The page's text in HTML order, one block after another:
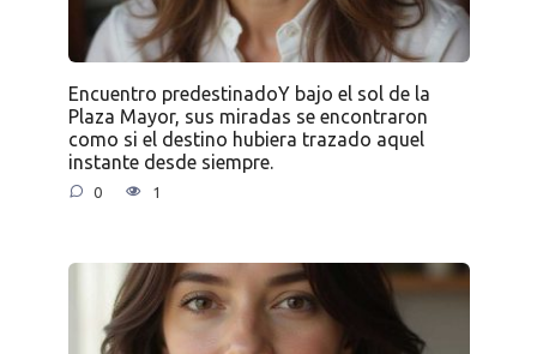
Encuentro predestinadoY bajo el sol de la
Plaza Mayor, sus miradas se encontraron
como si el destino hubiera trazado aquel
instante desde siempre.
0 1